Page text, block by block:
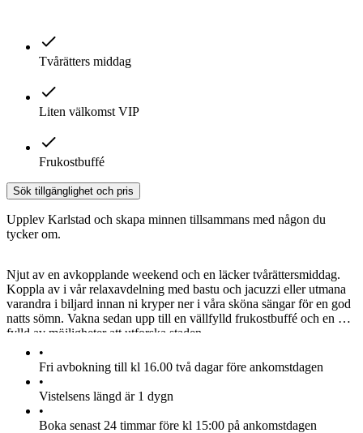
Tvårätters middag
Liten välkomst VIP
Frukostbuffé
Sök tillgänglighet och pris
Upplev Karlstad och skapa minnen tillsammans med någon du
tycker om.
Njut av en avkopplande weekend och en läcker tvårättersmiddag.
Koppla av i vår relaxavdelning med bastu och jacuzzi eller utmana
varandra i biljard innan ni kryper ner i våra sköna sängar för en god
natts sömn. Vakna sedan upp till en vällfylld frukostbuffé och en dag
fylld av möjligheter att utforska staden.
•
Fri avbokning till kl 16.00 två dagar före ankomstdagen
•
Vistelsens längd är 1 dygn
•
Boka senast 24 timmar före kl 15:00 på ankomstdagen